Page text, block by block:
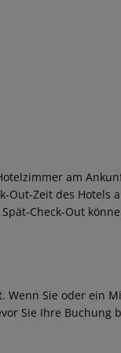
am
Out-Zeit des Hotels
Check-Out
Sie oder ein
Sie Ihre Buchung